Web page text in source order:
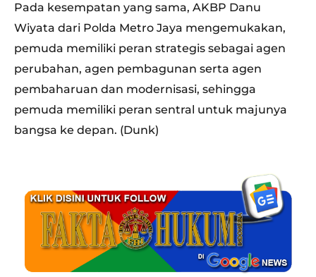
Pada kesempatan yang sama, AKBP Danu
Wiyata dari Polda Metro Jaya mengemukakan,
pemuda memiliki peran strategis sebagai agen
perubahan, agen pembagunan serta agen
pembaharuan dan modernisasi, sehingga
pemuda memiliki peran sentral untuk majunya
bangsa ke depan. (Dunk)